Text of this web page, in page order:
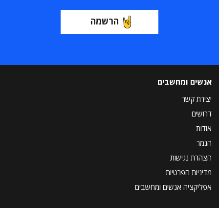
הרשמה
אנשים ומחשבים
יצירת קשר
דרושים
אודות
הנמר
הצהרת נגישות
מדיניות הפרטיות
אפליקציה אנשים ומחשבים